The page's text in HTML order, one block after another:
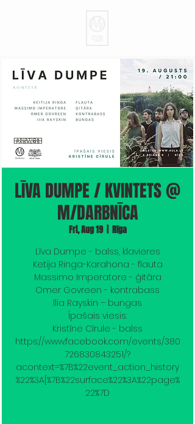
LĪVA DUMPE / KVINTETS @
M/DARBNĪCA
Fri, Aug 19
  |
Rīga
Līva Dumpe - balss, klavieres
Ketija Ringa-Karahona - flauta
Massimo Imperatore - ģitāra
Omer Govreen - kontrabass
Ilia Rayskin – bungas
Īpašais viesis:
Kristīne Cīrule - balss
https://www.facebook.com/events/380
726830843251/?
acontext=%7B%22event_action_history
%22%3A[%7B%22surface%22%3A%22page%
22%7D